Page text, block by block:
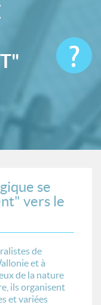
se
vers le
de
et à
de la nature
ils organisent
et variées